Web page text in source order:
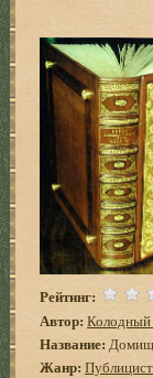
Рейтинг:
Автор:
Название:
Жанр: